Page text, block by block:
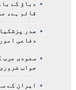
دباؤ کے
قائم ہے،
صدر
دفاعی
سعودی عرب
جواب
ایران کے